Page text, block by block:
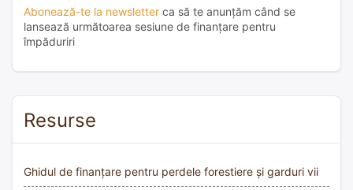
Abonează-te la newsletter ca să te anunțăm când se
lansează următoarea sesiune de finanțare pentru
împăduriri
Resurse
Ghidul de finanțare pentru perdele forestiere și garduri vii